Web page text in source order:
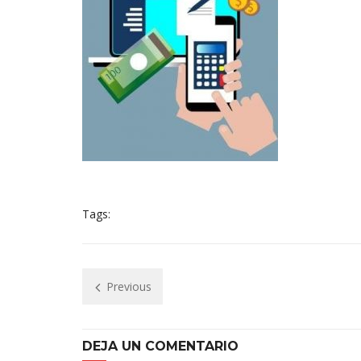
Tags:
Previous
DEJA UN COMENTARIO